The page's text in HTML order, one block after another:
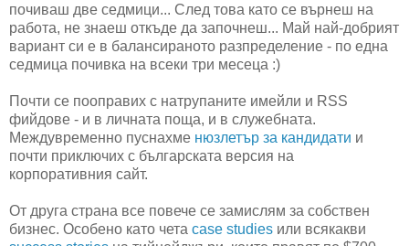
почиваш две седмици... След това като се върнеш на
работа, не знаеш откъде да започнеш... Май най-добрият
вариант си е в балансираното разпределение - по една
седмица почивка на всеки три месеца :)
Почти се пооправих с натрупаните имейли и RSS
фийдове - и в личната поща, и в служебната.
Междувременно пуснахме нюзлетър за кандидати и
почти приключих с българската версия на
корпоративния сайт.
От друга страна все повече се замислям за собствен
бизнес. Особено като чета case studies или всякакви